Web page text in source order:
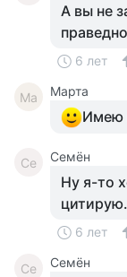
А вы не
6 лет
Ма Марта
Имею
Се Семён
Ну я-то
6 лет
Се Семён